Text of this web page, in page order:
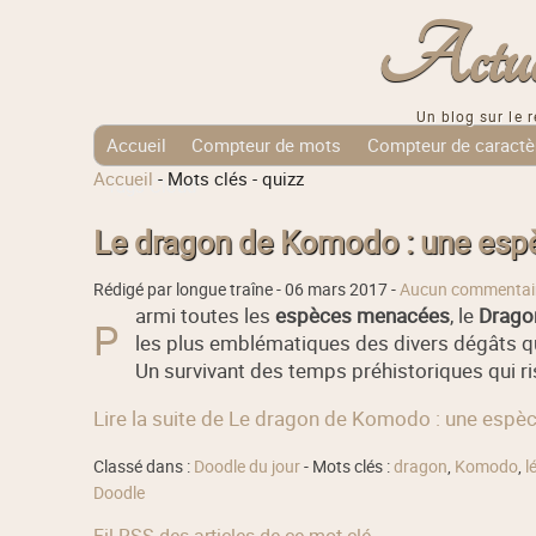
Un blog sur le
Accueil Compteur de mots Compteur de
Tags Cloud
Accueil - Mots clés - quizz
Le dragon de Komodo : une
Rédigé par longue traîne -06 mars 2017-Aucun
P armi toutes les espèces menacées, le
les plus emblématiques des divers dégâts
Un survivant des temps préhistoriques qui
Lire la suite de Le dragon de Komodo : une
Classé dans : Doodle du jour- Mots clés :dragon, Komodo,
Doodle